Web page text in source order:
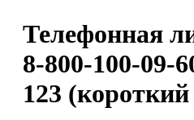
Телефонная
8-800-100-09-
123